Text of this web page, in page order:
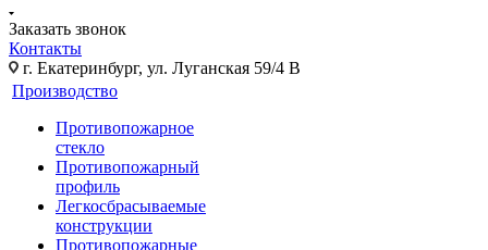
Заказать звонок
Контакты
г. Екатеринбург, ул. Луганская 59/4 В
Производство
Противопожарное
стекло
Противопожарный
профиль
Легкосбрасываемые
конструкции
Противопожарные